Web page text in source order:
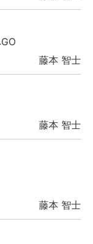
藤本 智士
藤本 智士
藤本 智士